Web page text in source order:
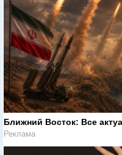
Ближний Восток: Все
Реклама